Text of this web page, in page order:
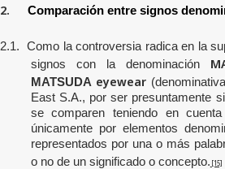
2. Comparación entre signos
2.1. Como la controversia radica en la
signos con la denominación
MATSUDA eyewear
East S.A., por ser presuntamente
se comparen teniendo en
únicamente por elementos
representados por una o más
o no de un significado o concepto. [15]